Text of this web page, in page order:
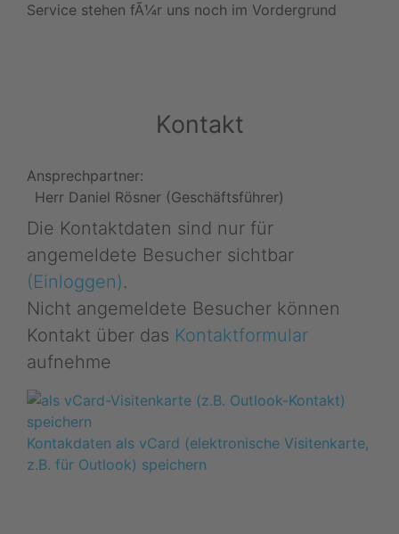
Service stehen fÃ¼r uns noch im Vordergrund
Kontakt
Ansprechpartner:
Herr Daniel Rösner (Geschäftsführer)
Die Kontaktdaten sind nur für
angemeldete Besucher sichtbar
(Einloggen).
Nicht angemeldete Besucher können
Kontakt über das Kontaktformular
aufnehme
Kontakdaten als vCard (elektronische Visitenkarte,
z.B. für Outlook) speichern